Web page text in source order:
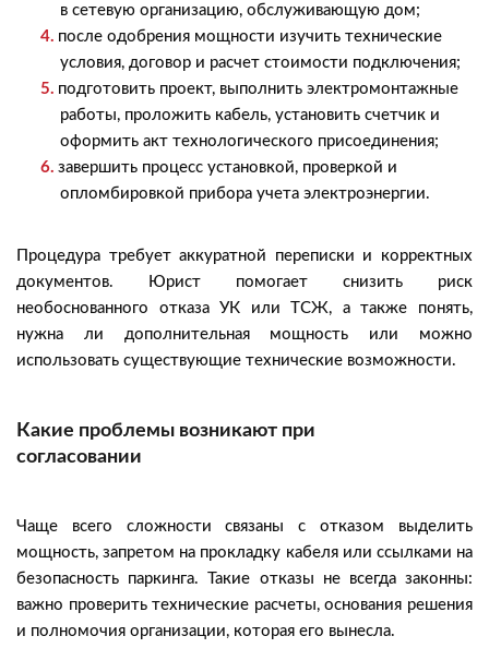
в сетевую организацию, обслуживающую дом;
после одобрения мощности изучить технические
условия, договор и расчет стоимости подключения;
подготовить проект, выполнить электромонтажные
работы, проложить кабель, установить счетчик и
оформить акт технологического присоединения;
завершить процесс установкой, проверкой и
опломбировкой прибора учета электроэнергии.
Процедура требует аккуратной переписки и корректных
документов. Юрист помогает снизить риск
необоснованного отказа УК или ТСЖ, а также понять,
нужна ли дополнительная мощность или можно
использовать существующие технические возможности.
Какие проблемы возникают при
согласовании
Чаще всего сложности связаны с отказом выделить
мощность, запретом на прокладку кабеля или ссылками на
безопасность паркинга. Такие отказы не всегда законны:
важно проверить технические расчеты, основания решения
и полномочия организации, которая его вынесла.